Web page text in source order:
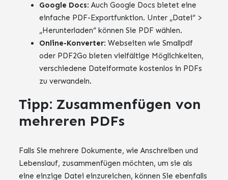
Google Docs: Auch Google Docs bietet eine
einfache PDF-Exportfunktion. Unter „Datei“ >
„Herunterladen“ können Sie PDF wählen.
Online-Konverter: Webseiten wie Smallpdf
oder PDF2Go bieten vielfältige Möglichkeiten,
verschiedene Dateiformate kostenlos in PDFs
zu verwandeln.
Tipp: Zusammenfügen von
mehreren PDFs
Falls Sie mehrere Dokumente, wie Anschreiben und
Lebenslauf, zusammenfügen möchten, um sie als
eine einzige Datei einzureichen, können Sie ebenfalls